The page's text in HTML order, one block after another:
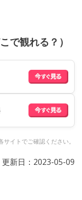
で観れる？）
イトでご確認ください。
更新日： 2023-05-09